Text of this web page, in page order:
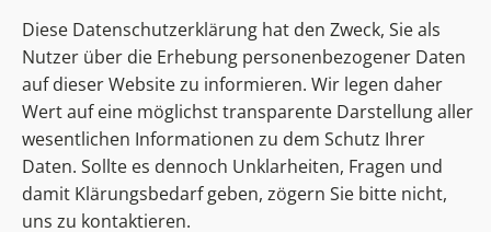
Diese Datenschutzerklärung hat den Zweck, Sie als
Nutzer über die Erhebung personenbezogener Daten
auf dieser Website zu informieren. Wir legen daher
Wert auf eine möglichst transparente Darstellung aller
wesentlichen Informationen zu dem Schutz Ihrer
Daten. Sollte es dennoch Unklarheiten, Fragen und
damit Klärungsbedarf geben, zögern Sie bitte nicht,
uns zu kontaktieren.